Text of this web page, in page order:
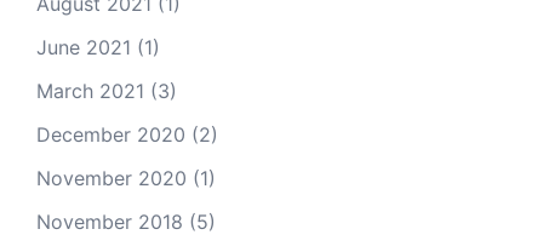
June 2021 (1)
March 2021 (3)
December 2020 (2)
November 2020 (1)
November 2018 (5)